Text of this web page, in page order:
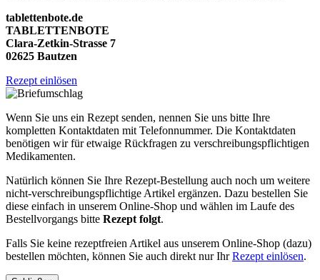
tablettenbote.de
TABLETTENBOTE
Clara-Zetkin-Strasse 7
02625 Bautzen
Rezept einlösen
Wenn Sie uns ein Rezept senden, nennen Sie uns bitte Ihre
kompletten Kontaktdaten mit Telefonnummer. Die Kontaktdaten
benötigen wir für etwaige Rückfragen zu verschreibungspflichtigen
Medikamenten.
Natürlich können Sie Ihre Rezept-Bestellung auch noch um weitere
nicht-verschreibungspflichtige Artikel ergänzen. Dazu bestellen Sie
diese einfach in unserem Online-Shop und wählen im Laufe des
Bestellvorgangs bitte Rezept folgt.
Falls Sie keine rezeptfreien Artikel aus unserem Online-Shop (dazu)
bestellen möchten, können Sie auch direkt nur IhrRezept einlösen.